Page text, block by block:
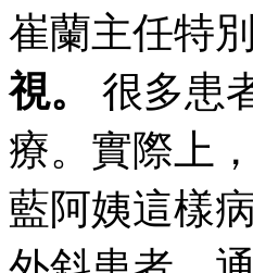
崔蘭主任特
視。
很多患
療。實際上
藍阿姨這樣